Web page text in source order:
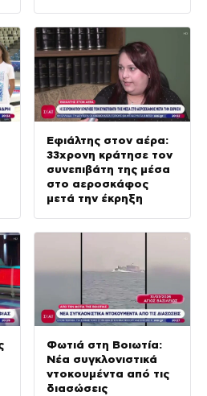
Εφιάλτης στον αέρα:
33χρονη κράτησε τον
συνεπιβάτη της μέσα
στο αεροσκάφος
μετά την έκρηξη
Φωτιά στη Βοιωτία:
Νέα συγκλονιστικά
ντοκουμέντα από τις
διασώσεις